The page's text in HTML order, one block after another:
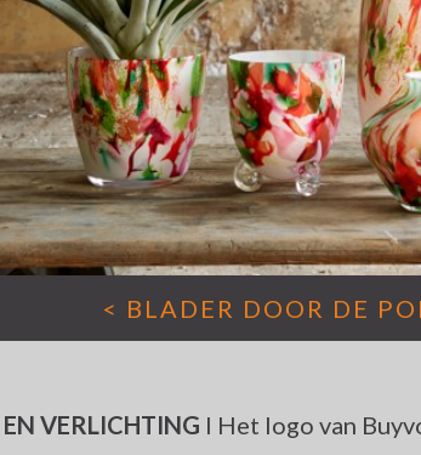
< BLADER DOOR DE
VERLICHTING I Het logo van